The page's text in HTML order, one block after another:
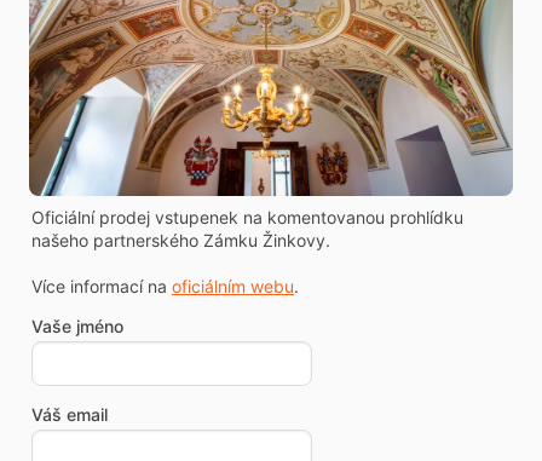
Oficiální prodej vstupenek na komentovanou prohlídku
našeho partnerského Zámku Žinkovy.
Více informací na oficiálním webu.
Vaše jméno
Váš email